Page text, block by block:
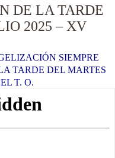
DE LA TARDE
2025 – XV
SIEMPRE
TARDE DEL MARTES
T. O.